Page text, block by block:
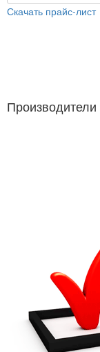
Скачать прайс-лист
Производители